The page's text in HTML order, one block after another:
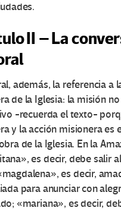
II – La
además, la referencia a
de la Iglesia: la misión
-recuerda el texto-
y la acción misionera es
de la Iglesia. En la
es decir, debe salir
es decir,
para anunciar con
«mariana», es decir,